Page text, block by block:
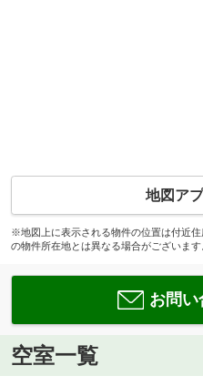
地図ア
※地図上に表示される物件の位置は付近
の物件所在地とは異なる場合がございます
お問い
空室一覧